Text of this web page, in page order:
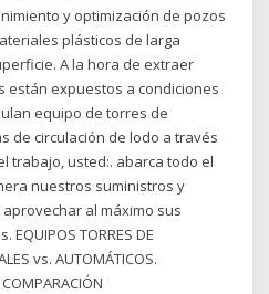
y optimización de pozos
plásticos de larga
A la hora de extraer
están expuestos a condiciones
equipo de torres de
de circulación de lodo a través
trabajo, usted:. abarca todo el
nuestros suministros y
al máximo sus
TORRES DE
vs. AUTOMÁTICOS.